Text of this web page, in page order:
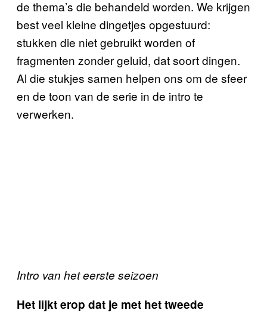
de thema’s die behandeld worden. We krijgen
best veel kleine dingetjes opgestuurd:
stukken die niet gebruikt worden of
fragmenten zonder geluid, dat soort dingen.
Al die stukjes samen helpen ons om de sfeer
en de toon van de serie in de intro te
verwerken.
Intro van het eerste seizoen
Het lijkt erop dat je met het tweede